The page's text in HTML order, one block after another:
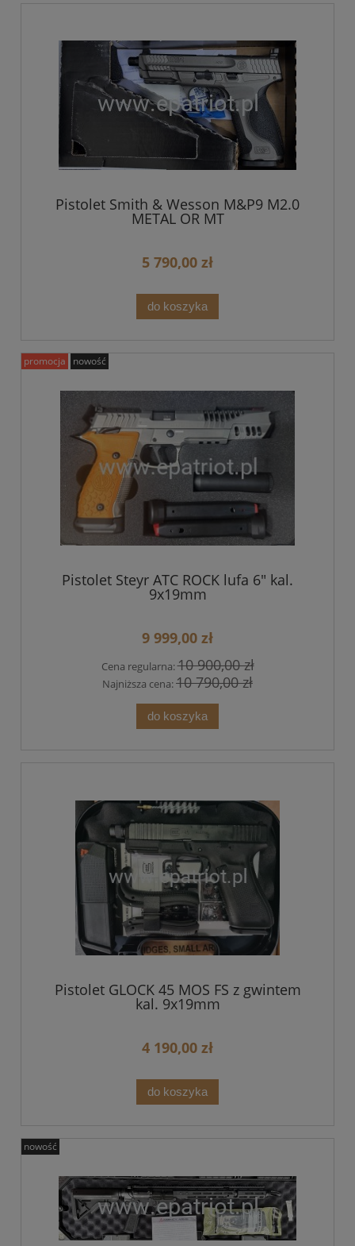
Pistolet Smith & Wesson M&P9 M2.0
METAL OR MT
5 790,00 zł
do koszyka
Pistolet Steyr ATC ROCK lufa 6" kal.
9x19mm
9 999,00 zł
Cena regularna:10 900,00 zł
Najniższa cena:10 790,00 zł
do koszyka
promocja nowość
Pistolet GLOCK 45 MOS FS z gwintem
kal. 9x19mm
4 190,00 zł
do koszyka
nowość